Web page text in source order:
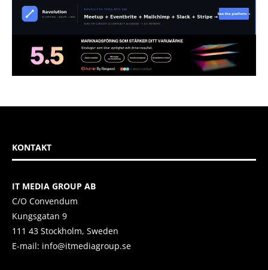
KONTAKT
IT MEDIA GROUP AB
C/O Convendum
Kungsgatan 9
111 43 Stockholm, Sweden
E-mail: info@itmediagroup.se